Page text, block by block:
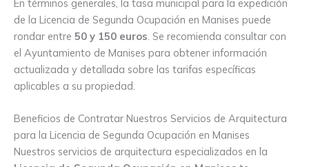
En términos generales, la tasa municipal para la expedición
de la Licencia de Segunda Ocupación en Manises puede
rondar entre 50 y 150 euros. Se recomienda consultar con
el Ayuntamiento de Manises para obtener información
actualizada y detallada sobre las tarifas específicas
aplicables a su propiedad.
Beneficios de Contratar Nuestros Servicios de Arquitectura
para la Licencia de Segunda Ocupación en Manises
Nuestros servicios de arquitectura especializados en la